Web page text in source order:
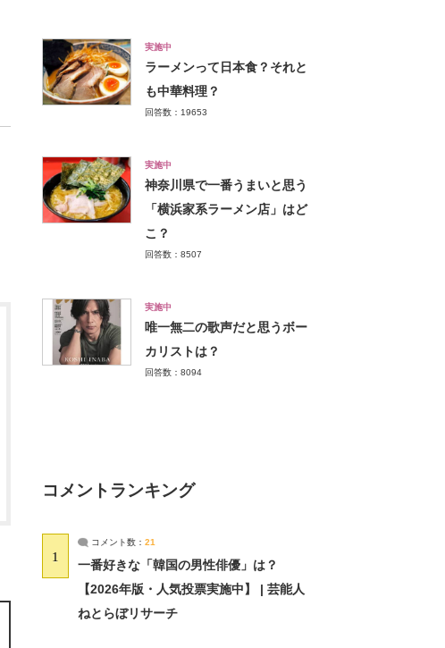
実施中
ラーメンって日本食？それと
も中華料理？
回答数：19653
実施中
神奈川県で一番うまいと思う
「横浜家系ラーメン店」はど
こ？
回答数：8507
実施中
唯一無二の歌声だと思うボー
カリストは？
回答数：8094
コメントランキング
1
コメント数： 21
一番好きな「韓国の男性俳優」は？
【2026年版・人気投票実施中】 | 芸能人
ねとらぼリサーチ